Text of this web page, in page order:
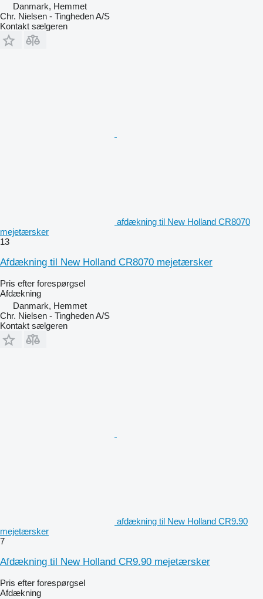
Danmark, Hemmet
Chr. Nielsen - Tingheden A/S
Kontakt sælgeren
afdækning til New Holland CR8070
mejetærsker
13
Afdækning til New Holland CR8070 mejetærsker
Pris efter forespørgsel
Afdækning
Danmark, Hemmet
Chr. Nielsen - Tingheden A/S
Kontakt sælgeren
afdækning til New Holland CR9.90
mejetærsker
7
Afdækning til New Holland CR9.90 mejetærsker
Pris efter forespørgsel
Afdækning